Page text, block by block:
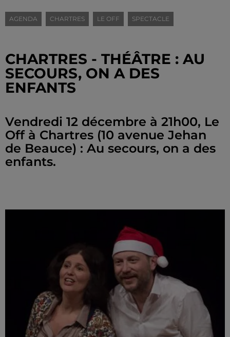
AGENDA CHARTRES LE OFF SPECTACLE
CHARTRES - THÉÂTRE : AU
SECOURS, ON A DES
ENFANTS
Vendredi 12 décembre à 21h00, Le
Off à Chartres (10 avenue Jehan
de Beauce) : Au secours, on a des
enfants.